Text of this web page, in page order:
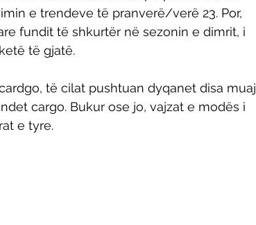
e trendeve të pranverë/verë 23. Por,
fundit të shkurtër në sezonin e dimrit, i
të gjatë.
të cilat pushtuan dyqanet disa muaj
cargo. Bukur ose jo, vajzat e modës i
e tyre.